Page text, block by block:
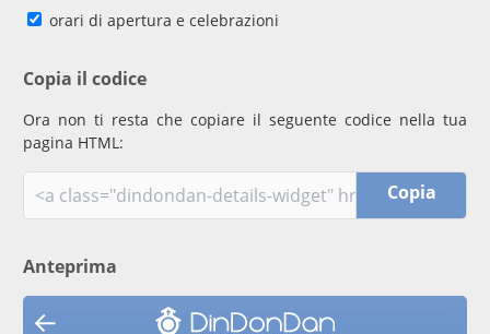
orari di apertura e celebrazioni
Copia il codice
Ora non ti resta che copiare il seguente codice nella tua
pagina HTML:
Copia
Anteprima